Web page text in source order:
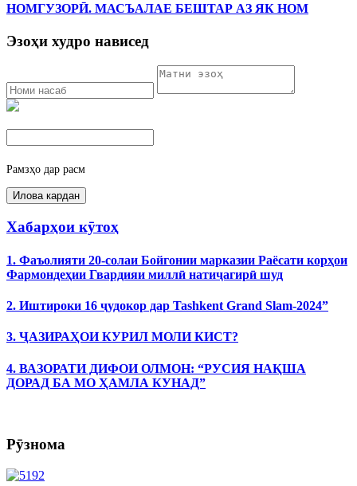
НОМГУЗОРӢ. МАСЪАЛАЕ БЕШТАР АЗ ЯК НОМ
Эзоҳи худро нависед
Рамзҳо дар расм
Хабарҳои кӯтоҳ
1. Фаъолияти 20-солаи Бойгонии марказии Раёсати корҳои
Фармондеҳии Гвардияи миллӣ натиҷагирӣ шуд
2. Иштироки 16 ҷудокор дар Tashkent Grand Slam-2024”
3. ҶАЗИРАҲОИ КУРИЛ МОЛИ КИСТ?
4. ВАЗОРАТИ ДИФОИ ОЛМОН: “РУСИЯ НАҚША
ДОРАД БА МО ҲАМЛА КУНАД”
Рӯзнома